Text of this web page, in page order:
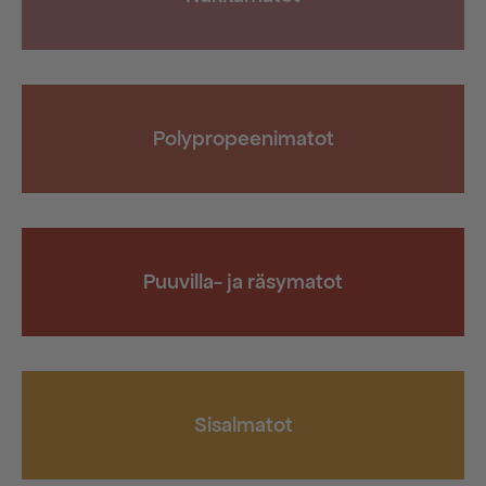
Polypropeenimatot
Puuvilla- ja räsymatot
Sisalmatot